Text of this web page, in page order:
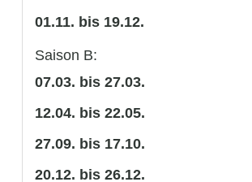
01.11. bis 19.12.
Saison B:
07.03. bis 27.03.
12.04. bis 22.05.
27.09. bis 17.10.
20.12. bis 26.12.